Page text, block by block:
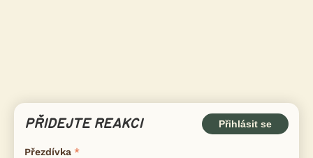
PŘIDEJTE REAKCI Přihlásit se
Přezdívka